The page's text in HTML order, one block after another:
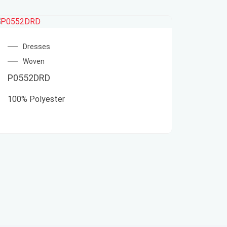
Dresses
Woven
P0552DRD
100% Polyester